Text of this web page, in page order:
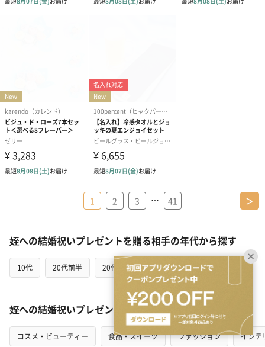
1 2 3 … 41 ＞
姪への結婚祝いプレゼントを贈る相手の年代から探す
10代 20代前半 20代後半 30代 40代
姪への結婚祝いプレゼントをカテゴリから探す
コスメ・ビューティー 食品・スイーツ ファッション インテ